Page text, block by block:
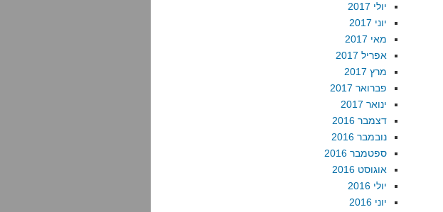
יולי 2017
יוני 2017
מאי 2017
אפריל 2017
מרץ 2017
פברואר 2017
ינואר 2017
דצמבר 2016
נובמבר 2016
ספטמבר 2016
אוגוסט 2016
יולי 2016
יוני 2016